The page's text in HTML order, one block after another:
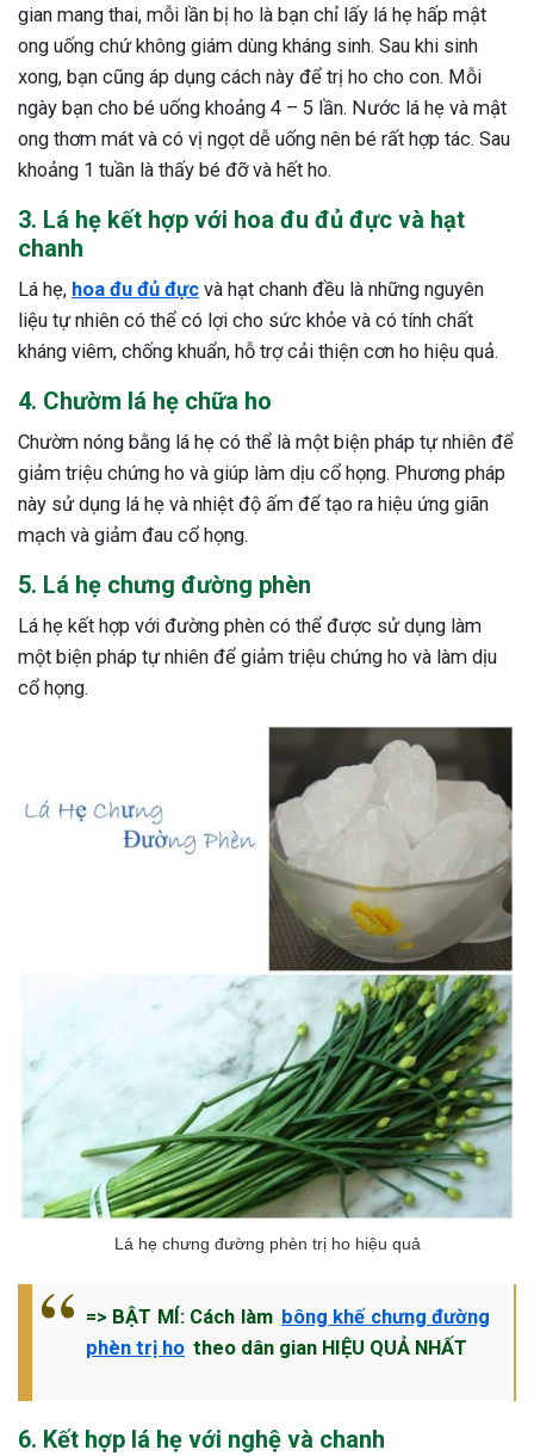
gian mang thai, mỗi lần bị ho là bạn chỉ lấy lá hẹ hấp mật
ong uống chứ không giám dùng kháng sinh. Sau khi sinh
xong, bạn cũng áp dụng cách này để trị ho cho con. Mỗi
ngày bạn cho bé uống khoảng 4 – 5 lần. Nước lá hẹ và mật
ong thơm mát và có vị ngọt dễ uống nên bé rất hợp tác. Sau
khoảng 1 tuần là thấy bé đỡ và hết ho.
3. Lá hẹ kết hợp với hoa đu đủ đực và hạt
chanh
Lá hẹ, hoa đu đủ đực và hạt chanh đều là những nguyên
liệu tự nhiên có thể có lợi cho sức khỏe và có tính chất
kháng viêm, chống khuẩn, hỗ trợ cải thiện cơn ho hiệu quả.
4. Chườm lá hẹ chữa ho
Chườm nóng bằng lá hẹ có thể là một biện pháp tự nhiên để
giảm triệu chứng ho và giúp làm dịu cổ họng. Phương pháp
này sử dụng lá hẹ và nhiệt độ ấm để tạo ra hiệu ứng giãn
mạch và giảm đau cổ họng.
5. Lá hẹ chưng đường phèn
Lá hẹ kết hợp với đường phèn có thể được sử dụng làm
một biện pháp tự nhiên để giảm triệu chứng ho và làm dịu
cổ họng.
Lá hẹ chưng đường phèn trị ho hiệu quả
=> BẬT MÍ: Cách làm bông khế chưng đường
phèn trị ho theo dân gian HIỆU QUẢ NHẤT
6. Kết hợp lá hẹ với nghệ và chanh